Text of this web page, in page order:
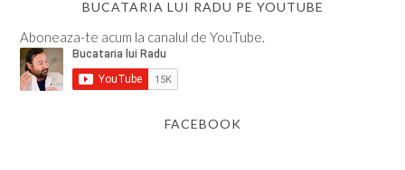
BUCATARIA LUI RADU PE YOUTUBE
Aboneaza-te acum la canalul de YouTube.
FACEBOOK